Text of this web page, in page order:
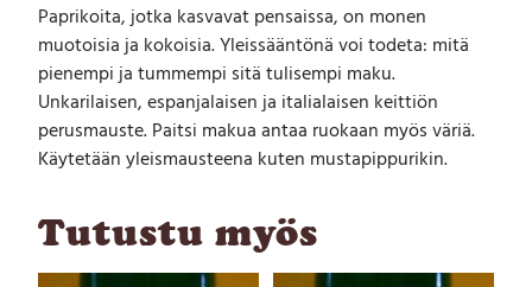
e
P
u
r
k
k
i
2
0
g
Paprikoita, jotka kasvavat pensaissa, on monen
muotoisia ja kokoisia. Yleissääntönä voi todeta: mitä
pienempi ja tummempi sitä tulisempi maku.
Unkarilaisen, espanjalaisen ja italialaisen keittiön
perusmauste. Paitsi makua antaa ruokaan myös väriä.
Käytetään yleismausteena kuten mustapippurikin.
Tutustu myös